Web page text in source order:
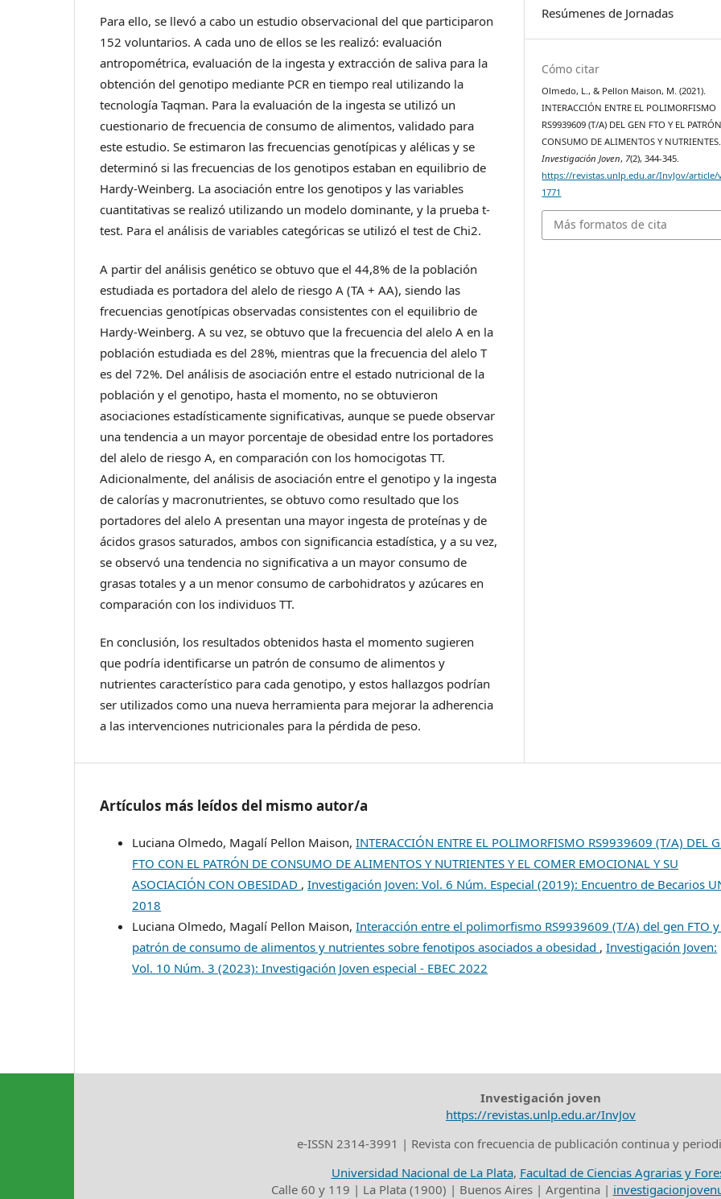
Para ello, se llevó a cabo un estudio observacional del que participaron
152 voluntarios. A cada uno de ellos se les realizó: evaluación
antropométrica, evaluación de la ingesta y extracción de saliva para la
obtención del genotipo mediante PCR en tiempo real utilizando la
tecnología Taqman. Para la evaluación de la ingesta se utilizó un
cuestionario de frecuencia de consumo de alimentos, validado para
este estudio. Se estimaron las frecuencias genotípicas y alélicas y se
determinó si las frecuencias de los genotipos estaban en equilibrio de
Hardy-Weinberg. La asociación entre los genotipos y las variables
cuantitativas se realizó utilizando un modelo dominante, y la prueba t-
test. Para el análisis de variables categóricas se utilizó el test de Chi2.
A partir del análisis genético se obtuvo que el 44,8% de la población
estudiada es portadora del alelo de riesgo A (TA + AA), siendo las
frecuencias genotípicas observadas consistentes con el equilibrio de
Hardy-Weinberg. A su vez, se obtuvo que la frecuencia del alelo A en la
población estudiada es del 28%, mientras que la frecuencia del alelo T
es del 72%. Del análisis de asociación entre el estado nutricional de la
población y el genotipo, hasta el momento, no se obtuvieron
asociaciones estadísticamente significativas, aunque se puede observar
una tendencia a un mayor porcentaje de obesidad entre los portadores
del alelo de riesgo A, en comparación con los homocigotas TT.
Adicionalmente, del análisis de asociación entre el genotipo y la ingesta
de calorías y macronutrientes, se obtuvo como resultado que los
portadores del alelo A presentan una mayor ingesta de proteínas y de
ácidos grasos saturados, ambos con significancia estadística, y a su vez,
se observó una tendencia no significativa a un mayor consumo de
grasas totales y a un menor consumo de carbohidratos y azúcares en
comparación con los individuos TT.
En conclusión, los resultados obtenidos hasta el momento sugieren
que podría identificarse un patrón de consumo de alimentos y
nutrientes característico para cada genotipo, y estos hallazgos podrían
ser utilizados como una nueva herramienta para mejorar la adherencia
a las intervenciones nutricionales para la pérdida de peso.
Resúmenes de Jornadas
Cómo citar
Olmedo, L., & Pellon Maison, M. (2021).
INTERACCIÓN ENTRE EL POLIMORFISMO
RS9939609 (T/A) DEL GEN FTO Y EL
CONSUMO DE ALIMENTOS Y NUTRIENTES.
Investigación Joven, 7(2), 344-345.
https://revistas.unlp.edu.ar/InvJov/article/
1771
Más formatos de cita
Artículos más leídos del mismo autor/a
Luciana Olmedo, Magalí Pellon Maison,INTERACCIÓN ENTRE EL POLIMORFISMO RS9939609 (T/A) DEL
FTO CON EL PATRÓN DE CONSUMO DE ALIMENTOS Y NUTRIENTES Y EL COMER EMOCIONAL Y SU
ASOCIACIÓN CON OBESIDAD ,Investigación Joven: Vol. 6 Núm. Especial (2019): Encuentro de Becarios
2018
Luciana Olmedo, Magalí Pellon Maison,Interacción entre el polimorfismo RS9939609 (T/A) del gen FTO
patrón de consumo de alimentos y nutrientes sobre fenotipos asociados a obesidad ,Investigación Joven:
Vol. 10 Núm. 3 (2023): Investigación Joven especial - EBEC 2022
Investigación joven
https://revistas.unlp.edu.ar/InvJov
e-ISSN 2314-3991 | Revista con frecuencia de publicación continua y
Universidad Nacional de La Plata, Facultad de Ciencias Agrarias y
Calle 60 y 119 | La Plata (1900) | Buenos Aires | Argentina |